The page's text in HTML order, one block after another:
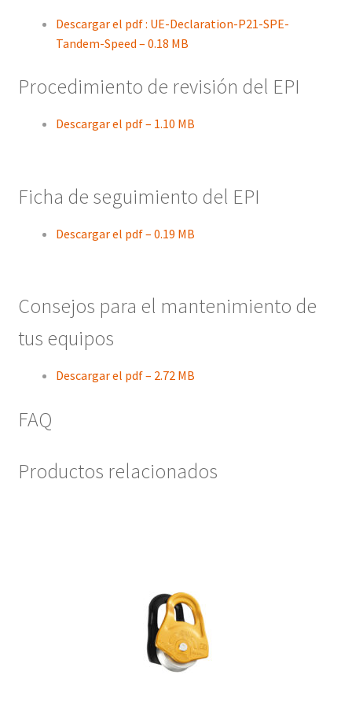
Descargar el pdf : UE-Declaration-P21-SPE-
Tandem-Speed – 0.18 MB
Procedimiento de revisión del EPI
Descargar el pdf – 1.10 MB
Ficha de seguimiento del EPI
Descargar el pdf – 0.19 MB
Consejos para el mantenimiento de
tus equipos
Descargar el pdf – 2.72 MB
FAQ
Productos relacionados